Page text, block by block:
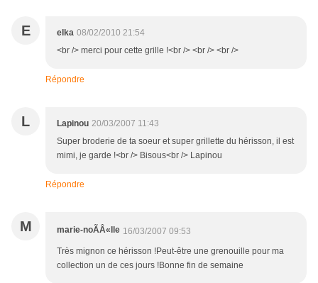
E elka 08/02/2010 21:54
<br /> merci pour cette grille !<br /> <br /> <br />
Répondre
L Lapinou 20/03/2007 11:43
Super broderie de ta soeur et super grillette du hérisson, il est
mimi, je garde !<br /> Bisous<br /> Lapinou
Répondre
M marie-noÃÂ«lle 16/03/2007 09:53
Très mignon ce hérisson !Peut-être une grenouille pour ma
collection un de ces jours !Bonne fin de semaine